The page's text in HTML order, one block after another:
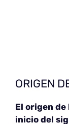
ORIGEN
El origen
inicio del